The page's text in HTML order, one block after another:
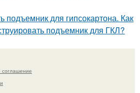
подъемник для гипсокартона. Как
подъемник для ГКЛ?
соглашение